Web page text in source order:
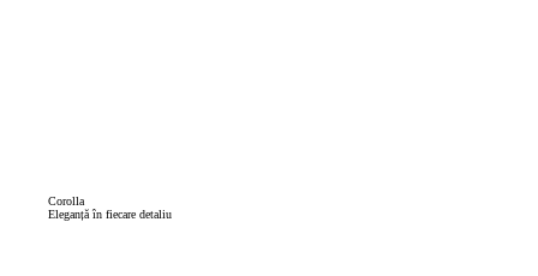
Corolla
Eleganță în fiecare detaliu